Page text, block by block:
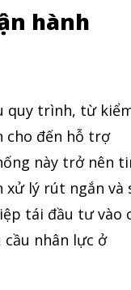
hành
quy trình, từ
cho đến hỗ trợ
này trở nên
xử lý rút ngắn và
tái đầu tư vào
nhân lực ở